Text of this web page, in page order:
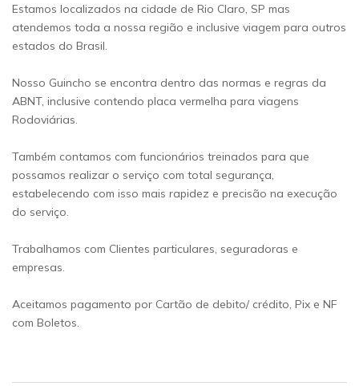
Estamos localizados na cidade de Rio Claro, SP mas
atendemos toda a nossa região e inclusive viagem para outros
estados do Brasil.
Nosso Guincho se encontra dentro das normas e regras da
ABNT, inclusive contendo placa vermelha para viagens
Rodoviárias.
Também contamos com funcionários treinados para que
possamos realizar o serviço com total segurança,
estabelecendo com isso mais rapidez e precisão na execução
do serviço.
Trabalhamos com Clientes particulares, seguradoras e
empresas.
Aceitamos pagamento por Cartão de debito/ crédito, Pix e NF
com Boletos.